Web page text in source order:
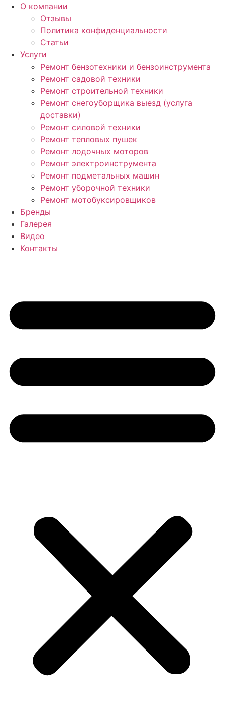
Перейти
содержимому
О компании
Отзывы
Политика конфиденциальности
Статьи
Услуги
Ремонт бензотехники и бензоинструмента
Ремонт садовой техники
Ремонт строительной техники
Ремонт снегоуборщика выезд (услуга
доставки)
Ремонт силовой техники
Ремонт тепловых пушек
Ремонт лодочных моторов
Ремонт электроинструмента
Ремонт подметальных машин
Ремонт уборочной техники
Ремонт мотобуксировщиков
Бренды
Галерея
Видео
Контакты